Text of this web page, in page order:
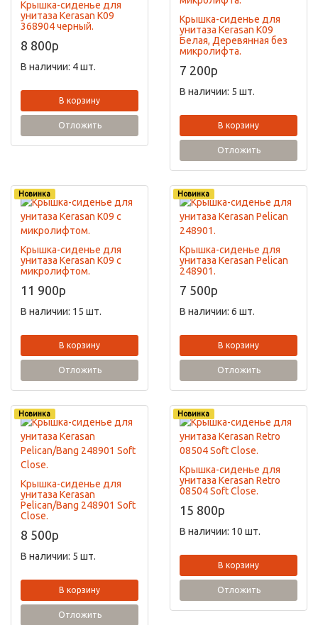
Крышка-сиденье для
унитаза Kerasan K09
368904 черный.
8 800p
В наличии: 4 шт.
В корзину
Отложить
Крышка-сиденье для
унитаза Kerasan K09
Белая, Деревянная без
микролифта.
7 200p
В наличии: 5 шт.
В корзину
Отложить
Новинка
Крышка-сиденье для
унитаза Kerasan K09 с
микролифтом.
11 900p
В наличии: 15 шт.
В корзину
Отложить
Новинка
Крышка-сиденье для
унитаза Kerasan Pelican
248901.
7 500p
В наличии: 6 шт.
В корзину
Отложить
Новинка
Крышка-сиденье для
унитаза Kerasan
Pelican/Bang 248901 Soft
Close.
8 500p
В наличии: 5 шт.
В корзину
Отложить
Новинка
Крышка-сиденье для
унитаза Kerasan Retro
08504 Soft Close.
15 800p
В наличии: 10 шт.
В корзину
Отложить